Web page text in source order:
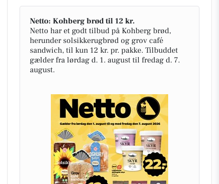
Netto: Kohberg brød til 12 kr.
Netto har et godt tilbud på Kohberg brød,
herunder solsikkerugbrød og grov café
sandwich, til kun 12 kr. pr. pakke. Tilbuddet
gælder fra lørdag d. 1. august til fredag d. 7.
august.